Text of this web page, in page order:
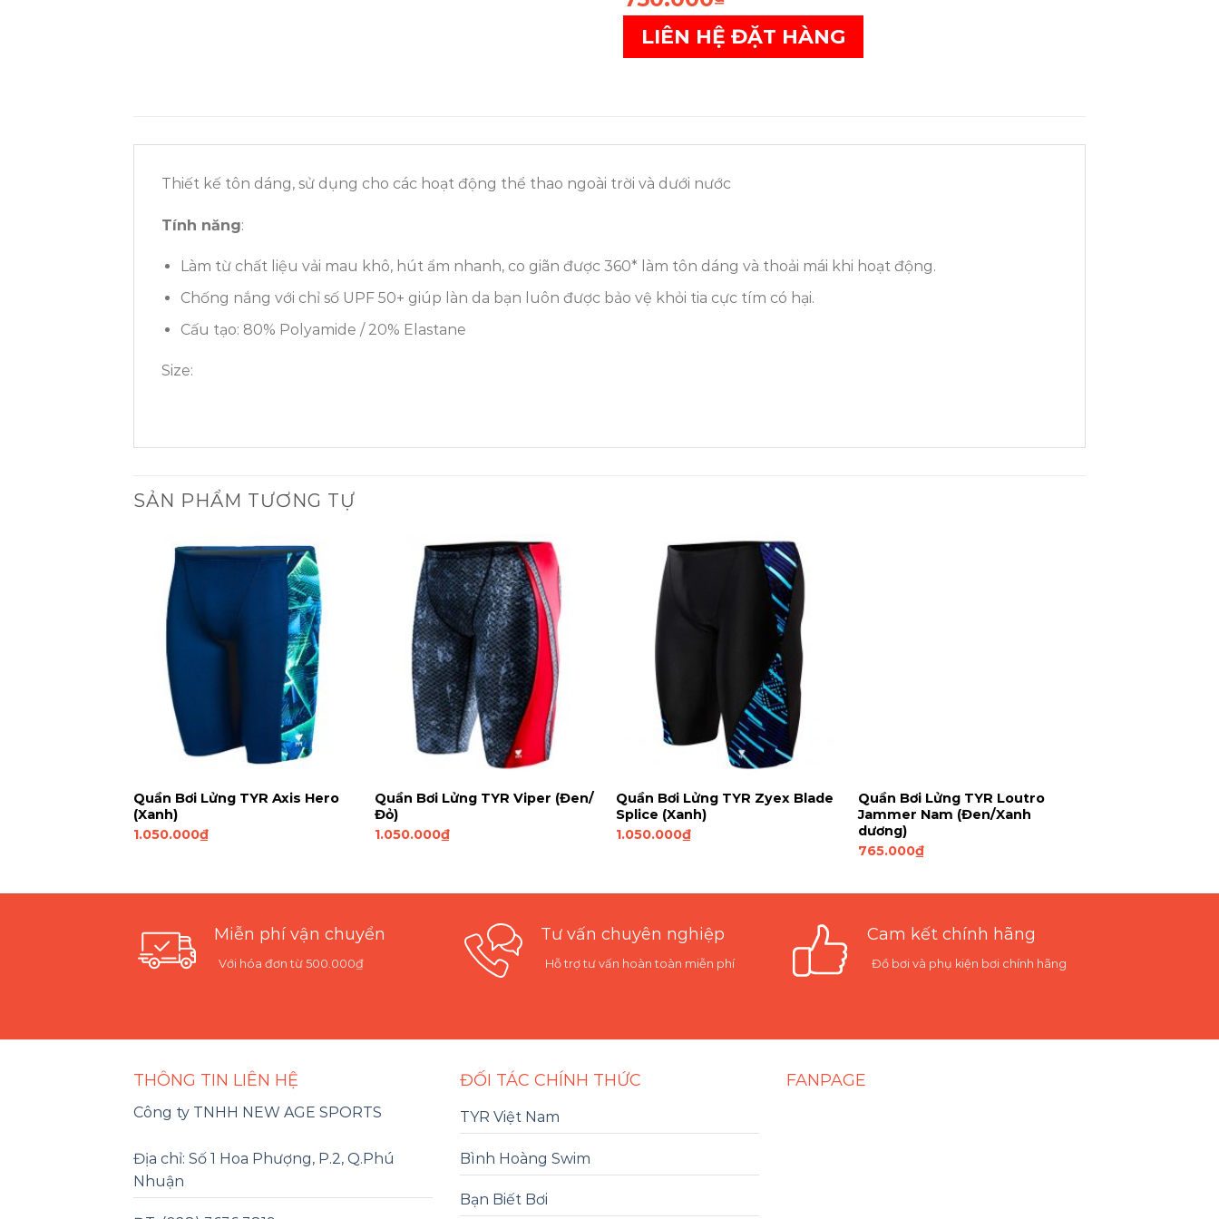
LIÊN HỆ ĐẶT HÀNG
Thiết kế tôn dáng, sử dụng cho các hoạt động thể thao ngoài trời và dưới nước
Tính năng:
Làm từ chất liệu vải mau khô, hút ẩm nhanh, co giãn được 360* làm tôn dáng và thoải mái khi hoạt động.
Chống nắng với chỉ số UPF 50+ giúp làn da bạn luôn được bảo vệ khỏi tia cực tím có hại.
Cấu tạo: 80% Polyamide / 20% Elastane
Size:
SẢN PHẨM TƯƠNG TỰ
Quần Bơi Lửng TYR Axis Hero
(Xanh)
1.050.000₫
Quần Bơi Lửng TYR Viper (Đen/
Đỏ)
1.050.000₫
Quần Bơi Lửng TYR Zyex Blade
Splice (Xanh)
1.050.000₫
Quần Bơi Lửng TYR Loutro
Jammer Nam (Đen/Xanh
dương)
765.000₫
Miễn phí vận chuyển
Với hóa đơn từ 500.000₫
Tư vấn chuyên nghiệp
Hỗ trợ tư vấn hoàn toàn miễn phí
Cam kết chính hãng
Đồ bơi và phụ kiện bơi chính hãng
THÔNG TIN LIÊN HỆ
Công ty TNHH NEW AGE SPORTS
Địa chỉ: Số 1 Hoa Phượng, P.2, Q.Phú
Nhuận
ĐỐI TÁC CHÍNH THỨC
TYR Việt Nam
Bình Hoàng Swim
Bạn Biết Bơi
FANPAGE